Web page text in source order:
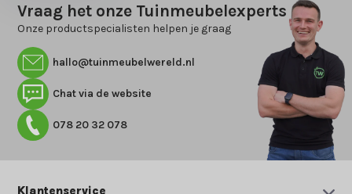
Vraag het onze Tuinmeubelexperts
Onze productspecialisten helpen je graag
hallo@tuinmeubelwereld.nl
Chat via de website
078 20 32 078
Klantenservice